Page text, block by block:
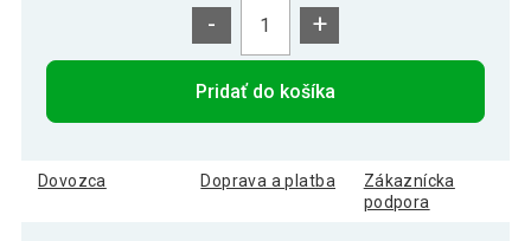
- +
Pridať do košíka
Dovozca Doprava a platba
Zákaznícka
podpora